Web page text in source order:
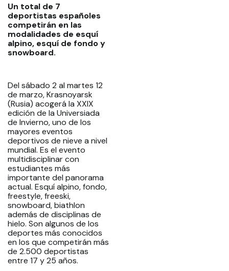
Un total de 7
deportistas españoles
competirán en las
modalidades de esquí
alpino, esquí de fondo y
snowboard.
Del sábado 2 al martes 12
de marzo, Krasnoyarsk
(Rusia) acogerá la XXIX
edición de la Universiada
de Invierno, uno de los
mayores eventos
deportivos de nieve a nivel
mundial. Es el evento
multidisciplinar con
estudiantes más
importante del panorama
actual. Esquí alpino, fondo,
freestyle, freeski,
snowboard, biathlon
además de disciplinas de
hielo. Son algunos de los
deportes más conocidos
en los que competirán más
de 2.500 deportistas
entre 17 y 25 años.